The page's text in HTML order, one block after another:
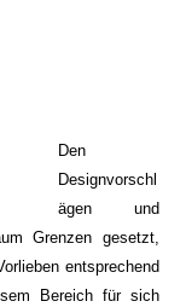
Den
Designvorschl
ägen und
Grenzen gesetzt,
entsprechend
Bereich für sich